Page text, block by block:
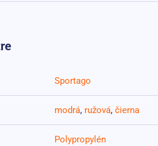
Sportago
modrá, ružová, čierna
Polypropylén